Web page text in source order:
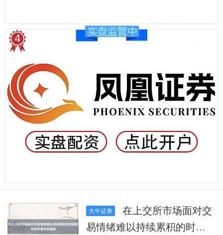
大牛证券
在上交所市场面对交
易情绪难以持续累积的时期